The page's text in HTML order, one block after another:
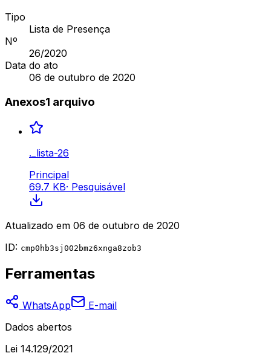
Tipo
Lista de Presença
Nº
26/2020
Data do ato
06 de outubro de 2020
Anexos1 arquivo
._lista-26
Principal
69.7 KB· Pesquisável
Atualizado em 06 de outubro de 2020
ID: cmp0hb3sj002bmz6xnga8zob3
Ferramentas
WhatsApp
E-mail
Dados abertos
Lei 14.129/2021